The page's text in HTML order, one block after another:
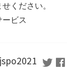
ください。
ビス
jspo2021